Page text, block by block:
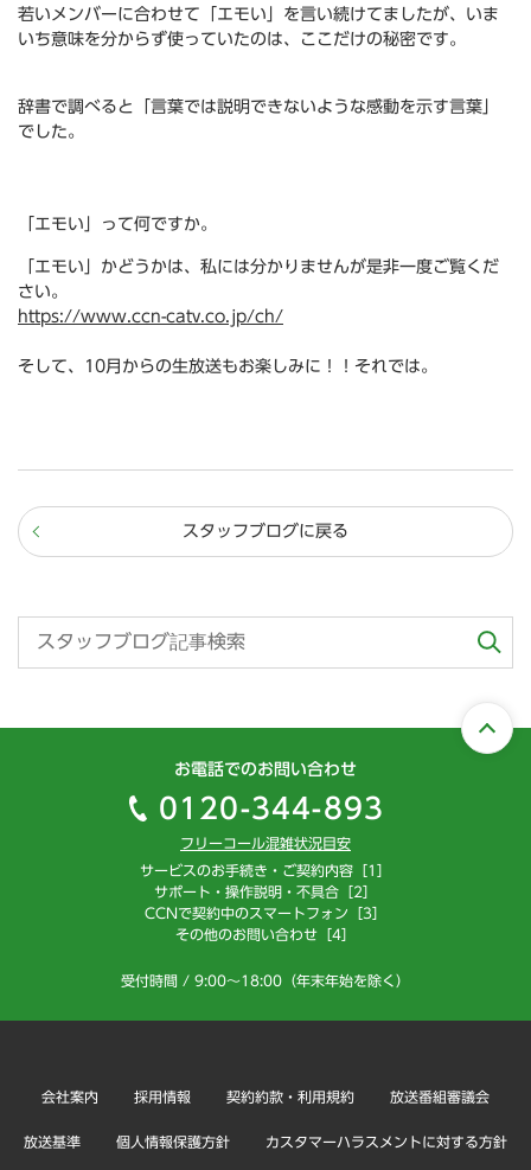
若いメンバーに合わせて「エモい」を言い続けてましたが、いま
いち意味を分からず使っていたのは、ここだけの秘密です。
辞書で調べると「言葉では説明できないような感動を示す言葉」
でした。
「エモい」って何ですか。
「エモい」かどうかは、私には分かりませんが是非一度ご覧くだ
さい。
https://www.ccn-catv.co.jp/ch/
そして、10月からの生放送もお楽しみに！！それでは。
スタッフブログに戻る
お電話でのお問い合わせ
0120-344-893
フリーコール混雑状況目安
サービスのお手続き・ご契約内容［1］
サポート・操作説明・不具合［2］
CCNで契約中のスマートフォン［3］
その他のお問い合わせ［4］
受付時間 / 9:00～18:00（年末年始を除く）
会社案内 採用情報 契約約款・利用規約 放送番組審議会
放送基準 個人情報保護方針 カスタマーハラスメントに対する方針